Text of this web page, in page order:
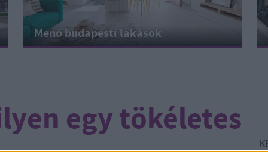
Menő budapesti lakások
egy tökéletes